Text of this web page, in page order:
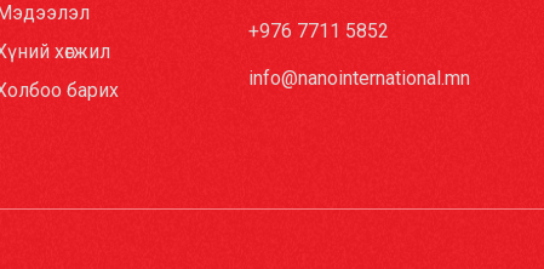
хөгжил
барих
+976 7711 5852
info@nanointernational.mn